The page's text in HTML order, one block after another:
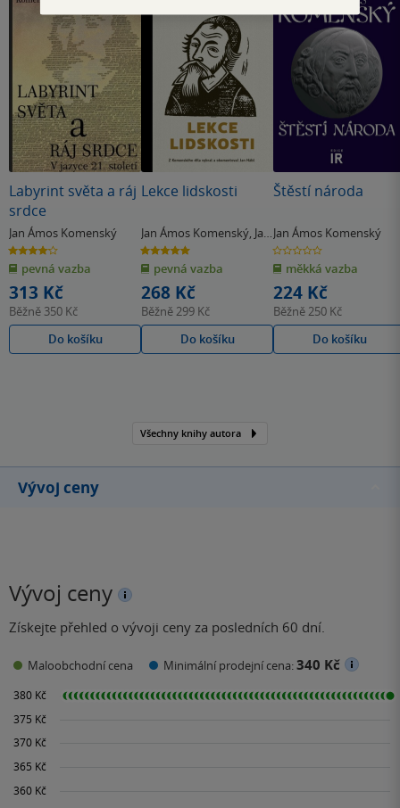
Labyrint světa a ráj
srdce
Jan Ámos Komenský
4.1
z
5
hvězdiček
pevná vazba
313 Kč
Běžně 350 Kč
Do košíku
Lekce lidskosti
Jan Ámos Komenský, Jan
Hábl
5.0
z
5
hvězdiček
pevná vazba
268 Kč
Běžně299 Kč
Do košíku
Štěstí národa
Jan Ámos Komenský
0.0
z
5
hvězdiček
měkká vazba
224 Kč
Běžně250 Kč
Do košíku
Všechny knihy autora
Vývoj ceny
Vývoj ceny
Získejte přehled o vývoji ceny za posledních 60 dní.
Maloobchodní cena Minimální prodejní cena:340 Kč